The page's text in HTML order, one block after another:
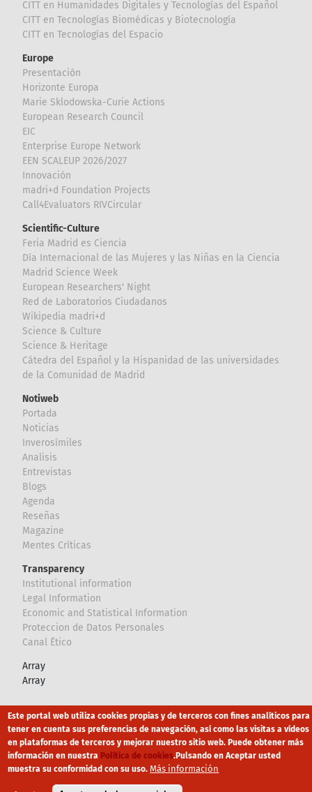
CITT en Humanidades Digitales y Tecnologías del Español
CITT en Tecnologías Biomédicas y Biotecnología
CITT en Tecnologías del Espacio
Europe
Presentación
Horizonte Europa
Marie Sklodowska-Curie Actions
European Research Council
EIC
Enterprise Europe Network
EEN SCALEUP 2026/2027
Innovación
madri+d Foundation Projects
Call4Evaluators RIVCircular
Scientific-Culture
Feria Madrid es Ciencia
Día Internacional de las Mujeres y las Niñas en la Ciencia
Madrid Science Week
European Researchers' Night
Red de Laboratorios Ciudadanos
Wikipedia madri+d
Science & Culture
Science & Heritage
Cátedra del Español y la Hispanidad de las universidades
de la Comunidad de Madrid
Notiweb
Portada
Noticias
Inverosímiles
Analisis
Entrevistas
Blogs
Agenda
Reseñas
Magazine
Mentes Críticas
Transparency
Institutional information
Legal Information
Economic and Statistical Information
Proteccion de Datos Personales
Canal Ético
Array
Array
Footer Canal Ético eduroam Mapa Web
Política privacidad Política de cookies Aviso legal
Este portal web utiliza cookies propias y de terceros con fines analíticos para
tener en cuenta sus preferencias de navegación, así como las visitas a vídeos
en plataformas de terceros y mejorar nuestro sitio web. Puede obtener más
información en nuestra Política de cookies.Pulsando en Aceptar usted
muestra su conformidad con su uso. Más información